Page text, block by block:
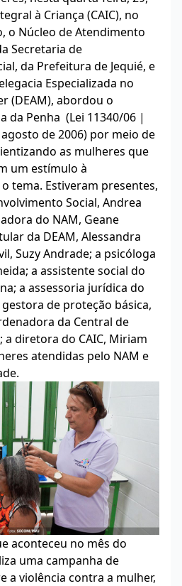
à Criança (CAIC), no
o Núcleo de Atendimento
Secretaria de
da Prefeitura de Jequié, e
Especializada no
(DEAM), abordou o
da Penha (Lei 11340/06 |
agosto de 2006) por meio de
as mulheres que
um estímulo à
tema. Estiveram presentes,
Social, Andrea
do NAM, Geane
da DEAM, Alessandra
Suzy Andrade; a psicóloga
a assistente social do
a assessoria jurídica do
de proteção básica,
da Central de
a diretora do CAIC, Miriam
atendidas pelo NAM e
aconteceu no mês do
uma campanha de
a violência contra a mulher,